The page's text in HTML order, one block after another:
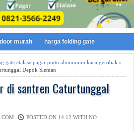
murah harga folding gate
gate etalase pagar pintu aluminium kaca gerobak »
Depok Sleman
di santren Caturtunggal
POSTED ON 14.12 WITH NO